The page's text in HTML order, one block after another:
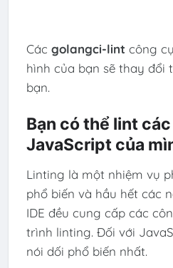
Các golangci-lint công
hình của bạn sẽ thay đổi
bạn.
Bạn có thể lint
JavaScript của
Linting là một nhiệm vụ
phổ biến và hầu hết các
IDE đều cung cấp các
trình linting. Đối với
nói dối phổ biến nhất.